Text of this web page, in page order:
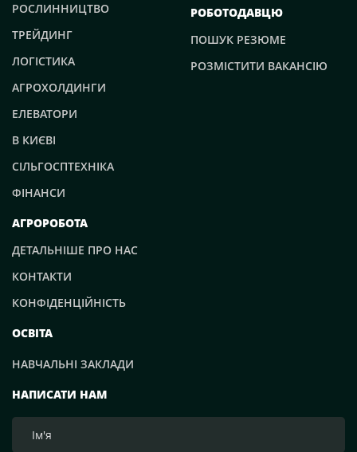
НАПИСАТИ НАМ
РОСЛИННИЦТВО
ТРЕЙДИНГ
ЛОГІСТИКА
АГРОХОЛДИНГИ
ЕЛЕВАТОРИ
В КИЄВІ
СІЛЬГОСПТЕХНІКА
ФІНАНСИ
РОБОТОДАВЦЮ
ПОШУК РЕЗЮМЕ
РОЗМІСТИТИ ВАКАНСІЮ
АГРОРОБОТА
ДЕТАЛЬНІШЕ ПРО НАС
КОНТАКТИ
КОНФІДЕНЦІЙНІСТЬ
ОСВІТА
НАВЧАЛЬНІ ЗАКЛАДИ